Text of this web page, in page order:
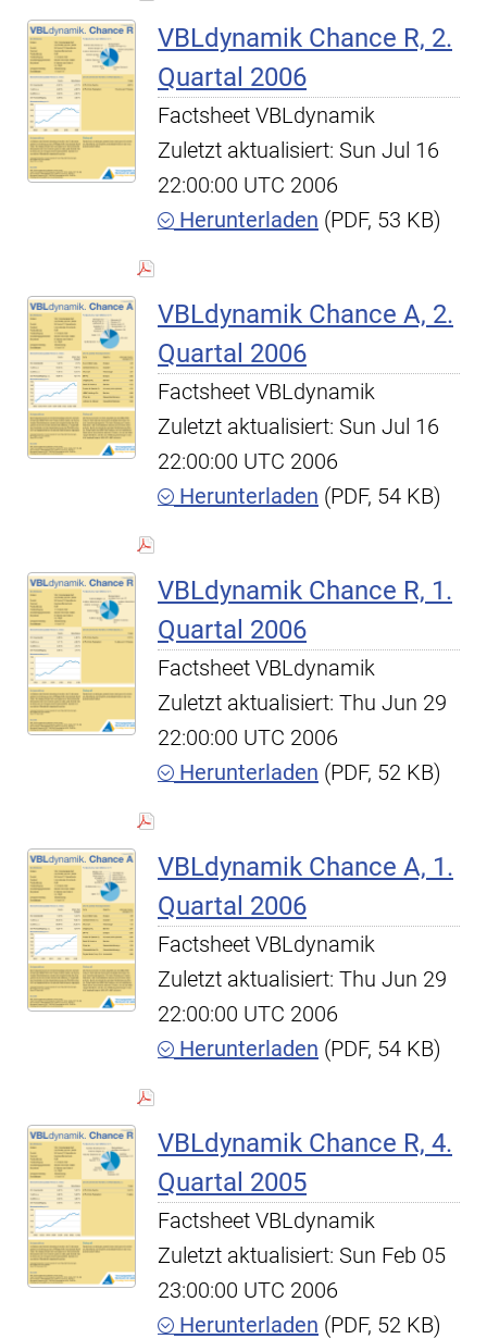
VBLdynamik Chance R, 2.
Quartal 2006
Factsheet VBLdynamik
Zuletzt aktualisiert: Sun Jul 16
22:00:00 UTC 2006
Herunterladen (PDF, 53 KB)
VBLdynamik Chance A, 2.
Quartal 2006
Factsheet VBLdynamik
Zuletzt aktualisiert: Sun Jul 16
22:00:00 UTC 2006
Herunterladen (PDF, 54 KB)
VBLdynamik Chance R, 1.
Quartal 2006
Factsheet VBLdynamik
Zuletzt aktualisiert: Thu Jun 29
22:00:00 UTC 2006
Herunterladen (PDF, 52 KB)
VBLdynamik Chance A, 1.
Quartal 2006
Factsheet VBLdynamik
Zuletzt aktualisiert: Thu Jun 29
22:00:00 UTC 2006
Herunterladen (PDF, 54 KB)
VBLdynamik Chance R, 4.
Quartal 2005
Factsheet VBLdynamik
Zuletzt aktualisiert: Sun Feb 05
23:00:00 UTC 2006
Herunterladen (PDF, 52 KB)